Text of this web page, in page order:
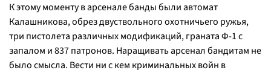
К этому моменту в арсенале банды были автомат
Калашникова, обрез двуствольного охотничьего ружья,
три пистолета различных модификаций, граната Ф-1 с
запалом и 837 патронов. Наращивать арсенал бандитам не
было смысла. Вести ни с кем криминальных войн в